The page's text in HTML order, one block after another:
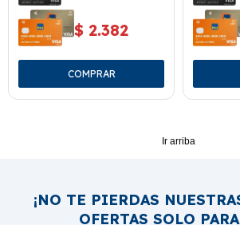
$ 2.382
Ir arriba
¡NO TE PIERDAS
OFERTAS SOLO